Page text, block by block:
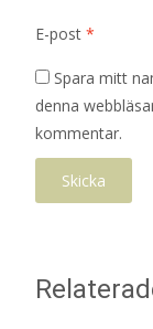
E-post *
Spara mitt
denna
kommentar.